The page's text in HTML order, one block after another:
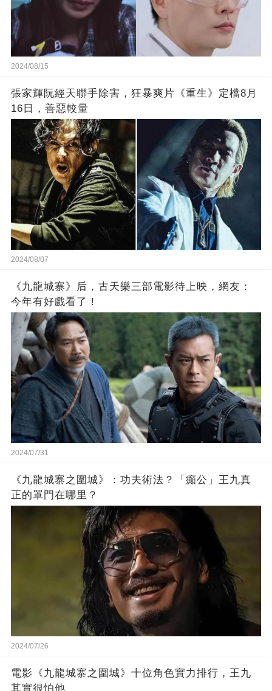
2024/08/15
張家輝阮經天聯手除害，狂暴爽片《重生》定檔8月
16日，善惡較量
2024/08/07
《九龍城寨》后，古天樂三部電影待上映，網友：
今年有好戲看了！
2024/07/31
《九龍城寨之圍城》：功夫術法？「癲公」王九真
正的罩門在哪里？
2024/07/26
電影《九龍城寨之圍城》十位角色實力排行，王九
其實很怕他